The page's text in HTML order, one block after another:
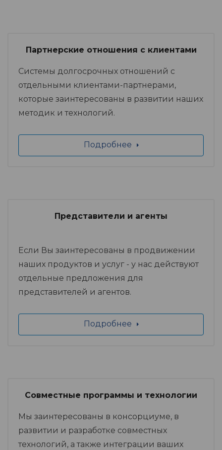
Партнерские отношения с клиентами
Системы долгосрочных отношений с
отдельными клиентами-партнерами,
которые заинтересованы в развитии наших
методик и технологий.
Подробнее
Представители и агенты
Если Вы заинтересованы в продвижении
наших продуктов и услуг - у нас действуют
отдельные предложения для
представителей и агентов.
Подробнее
Совместные программы и технологии
Мы заинтересованы в консорциуме, в
развитии и разработке совместных
технологий, а также интеграции ваших